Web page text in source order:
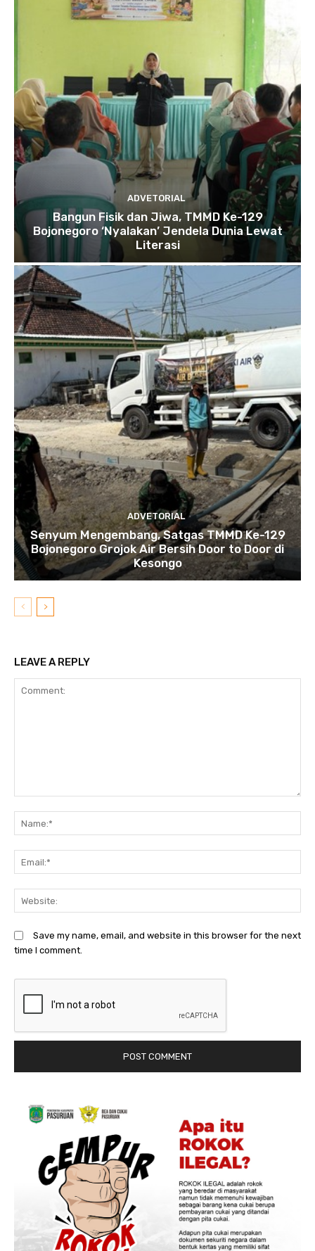
ADVETORIAL
Bangun Fisik dan Jiwa, TMMD Ke-129
Bojonegoro ‘Nyalakan’ Jendela Dunia Lewat
Literasi
ADVETORIAL
Senyum Mengembang, Satgas TMMD Ke-129
Bojonegoro Grojok Air Bersih Door to Door di
Kesongo
LEAVE A REPLY
Save my name, email, and website in this browser for the next
time I comment.